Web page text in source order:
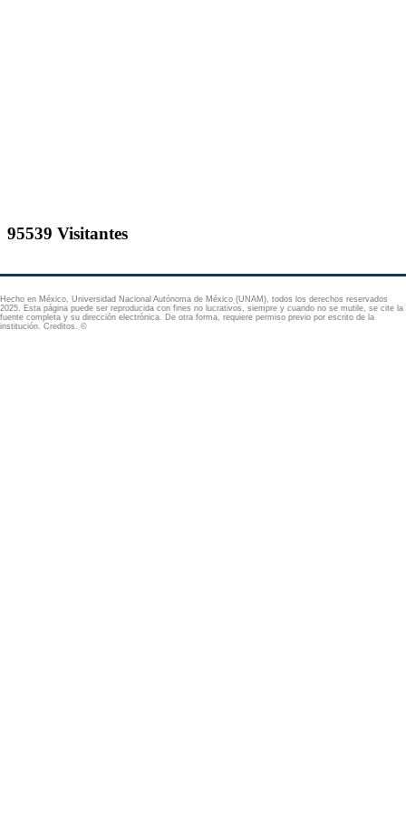
Hecho en México, Universidad Nacional Autónoma de México (UNAM), todos los derechos reservados
2025. Esta página puede ser reproducida con fines no lucrativos, siempre y cuando no se mutile, se cite la
fuente completa y su dirección electrónica. De otra forma, requiere permiso previo por escrito de la
institución. Creditos. ©